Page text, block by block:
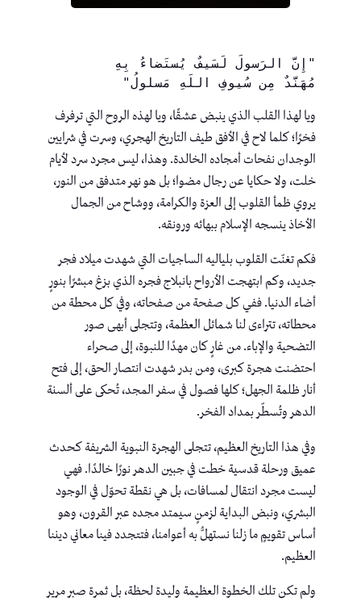
"إِنَّ الرَسولَ لَسَيفٌ يُستَضاءُ بِهِ
مُهَنَّدٌ مِن سُيوفِ اللَهِ مَسلولُ"
ويا لهذا القلب الذي ينبض عشقًا، ويا لهذه الروح التي ترفرف
فخرًا؛ كلما لاح في الأفق طيف التاريخ الهجري، وسرت في شرايين
الوجدان نفحات أمجاده الخالدة. وهذا، ليس مجرد سرد لأيام
خلت، ولا حكايا عن رجال مضوا؛ بل هو نهر متدفق من النور،
يروي ظمأ القلوب إلى العزة والكرامة، ووشاح من الجمال
الأخاذ ينسجه الإسلام ببهائه ورونقه.
فكم تغنّت القلوب بلياليه الساجيات التي شهدت ميلاد فجر
جديد، وكم ابتهجت الأرواح بانبلاج فجره الذي بزغ مبشرًا بنورٍ
أضاء الدنيا. ففي كل صفحة من صفحاته، وفي كل محطة من
محطاته، تتراءى لنا شمائل العظمة، وتتجلى أبهى صور
التضحية والإباء. من غارٍ كان مهدًا للنبوة، إلى صحراء
احتضنت هجرة كبرى، ومن بدر شهدت انتصار الحق، إلى فتح
أنار ظلمة الجهل؛ كلها فصول في سفر المجد، تُحكى على ألسنة
الدهر وتُسطّر بمداد الفخر.
وفي هذا التاريخ العظيم، تتجلى الهجرة النبوية الشريفة كحدث
عميق ورحلة قدسية خطت في جبين الدهر نورًا خالدًا. فهي
ليست مجرد انتقال لمسافات، بل هي نقطة تحوّل في الوجود
البشري، ونبض البداية لزمنٍ سيمتد مجده عبر القرون، وهو
أساس تقويمٍ ما زلنا نستهلُّ به أعوامنا، فتتجدد فينا معاني ديننا
العظيم.
ولم تكن تلك الخطوة العظيمة وليدة لحظة، بل ثمرة صبر مرير